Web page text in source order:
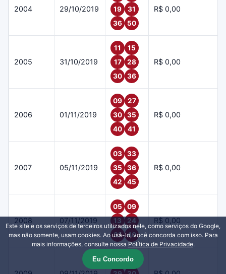
2004 29/10/2019
19
31
36
50
R$ 0,00
2005 31/10/2019
11
15
17
28
30
36
R$ 0,00
2006 01/11/2019
09
27
30
35
40
41
R$ 0,00
2007 05/11/2019
03
33
35
36
42
45
R$ 0,00
2008 07/11/2019
05
09
13
24
31
40
R$ 0,00
03
05
Este site e os serviços de terceiros utilizados nele, como serviços do Google,
mas não somente, usam cookies. Ao usá-lo, você concorda com isso. Para
mais informações, consulte nossa Política de Privacidade.
Eu Concordo